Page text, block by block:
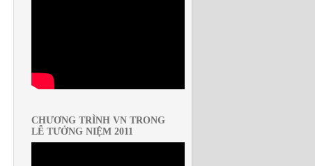
CHƯƠNG TRÌNH VN TRONG
LỄ TƯỞNG NIỆM 2011